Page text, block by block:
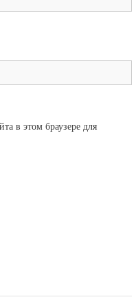
в этом браузере для